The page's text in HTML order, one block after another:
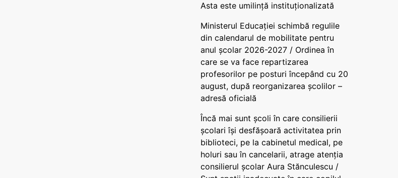
Asta este umilință instituționalizată
Ministerul Educației schimbă regulile
din calendarul de mobilitate pentru
anul școlar 2026-2027 / Ordinea în
care se va face repartizarea
profesorilor pe posturi începând cu 20
august, după reorganizarea școlilor –
adresă oficială
Încă mai sunt școli în care consilierii
școlari își desfășoară activitatea prin
biblioteci, pe la cabinetul medical, pe
holuri sau în cancelarii, atrage atenția
consilierul școlar Aura Stănculescu /